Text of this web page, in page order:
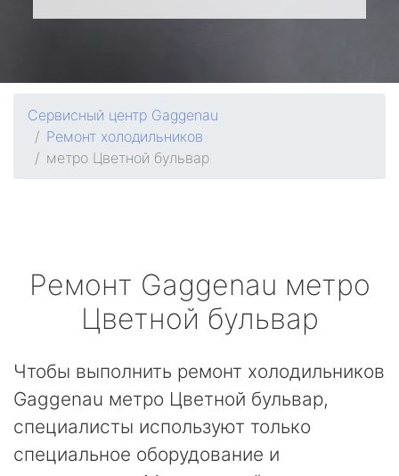
Сервисный центр Gaggenau
Ремонт холодильников
метро Цветной бульвар
Ремонт Gaggenau метро
Цветной бульвар
Чтобы выполнить ремонт холодильников
Gaggenau метро Цветной бульвар,
специалисты используют только
специальное оборудование и